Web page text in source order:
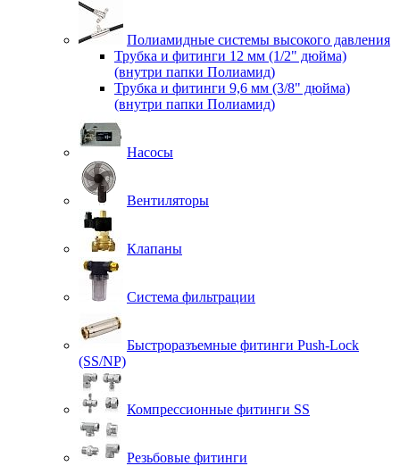
Полиамидные системы высокого давления
Трубка и фитинги 12 мм (1/2" дюйма)
(внутри папки Полиамид)
Трубка и фитинги 9,6 мм (3/8" дюйма)
(внутри папки Полиамид)
Насосы
Вентиляторы
Клапаны
Система фильтрации
Быстроразъемные фитинги Push-Lock
(SS/NP)
Компрессионные фитинги SS
Резьбовые фитинги